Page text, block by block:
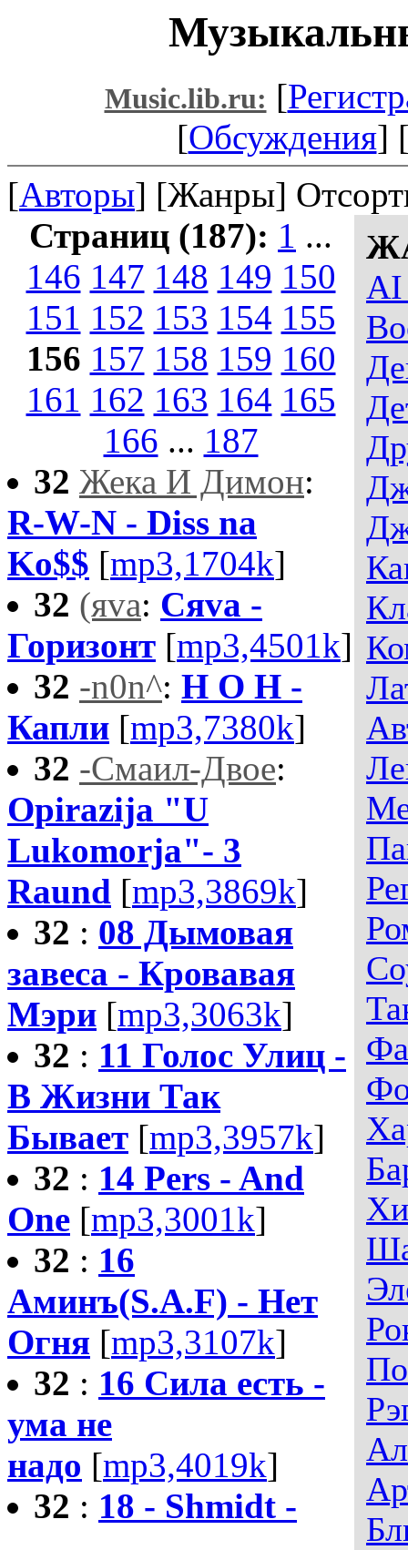
Music.lib.ru: [
[Обсуждения]
[Авторы] [Жанры]
AI
Страниц (187): 1 ...
146 147 148 149 150
151 152 153 154 155
156 157 158 159 160
161 162 163 164 165
166 ... 187
32 Жека И Димон:
R-W-N - Diss na
Ko$$ [mp3,1704k]
32 (яvа: Сяvа -
Горизонт [mp3,4501k]
32 -n0n^: H O H -
Капли [mp3,7380k]
32 -Смаил-Двое:
Opirazija "U
Lukomorja"- 3
Raund [mp3,3869k]
32 : 08 Дымовая
завеса - Кровавая
Мэри [mp3,3063k]
32 : 11 Голос Улиц -
В Жизни Так
Бывает [mp3,3957k]
32 : 14 Pers - And
One [mp3,3001k]
32 : 16
Аминъ(S.A.F) - Нет
Огня [mp3,3107k]
32 : 16 Сила есть -
ума не
надо [mp3,4019k]
32 : 18 - Shmidt -